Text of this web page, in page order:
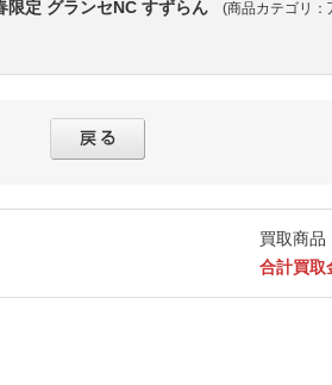
定 グランセNC すずらん (商品カテゴリ：
買取商品
合計買取